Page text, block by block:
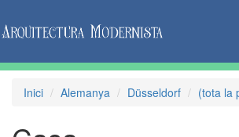
Inici Alemanya Düsseldorf (tota la